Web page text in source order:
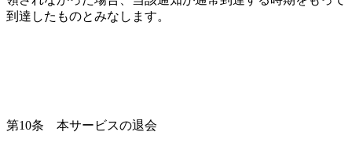
到達したものとみなします。
第10条　本サービスの退会